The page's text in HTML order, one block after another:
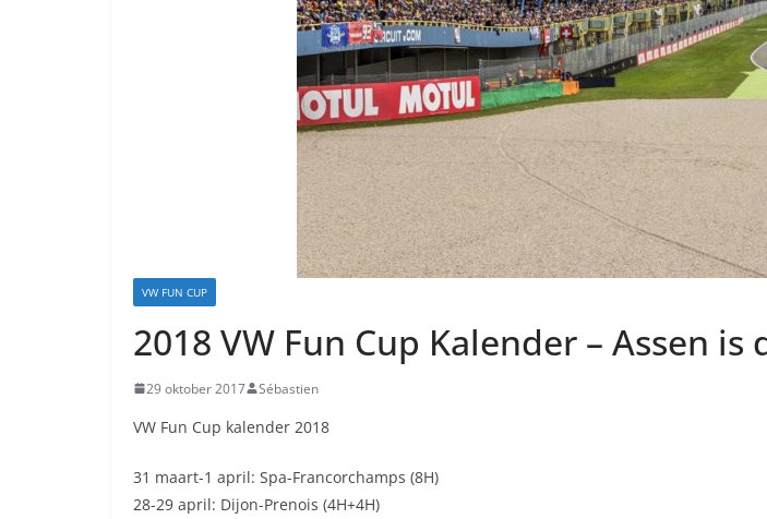
VW FUN CUP
2018 VW Fun Cup Kalender – Assen
29 oktober 2017 Sébastien
VW Fun Cup kalender 2018
31 maart-1 april: Spa-Francorchamps (8H)
28-29 april: Dijon-Prenois (4H+4H)